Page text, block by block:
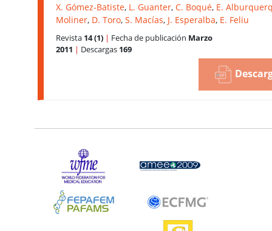
X. Gómez-Batiste, L. Guanter, C. Boqué, E.
Moliner, D. Toro, S. Macías, J. Esperalba, E. Feliu
Revista 14 (1) | Fecha de publicación Marzo
2011 | Descargas 169